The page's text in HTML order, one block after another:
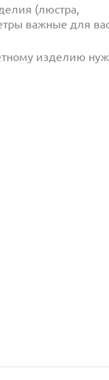
(люстра,
важные для
изделию